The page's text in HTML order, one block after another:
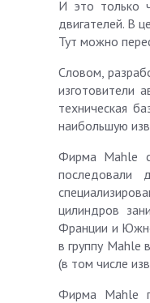
И это только
двигателей. В
Тут можно
Словом,
изготовители
техническая
наибольшую
Фирма Mahle
последовали
цилиндров
Франции и
в группу Mahle
(в том числе
Фирма Mahle